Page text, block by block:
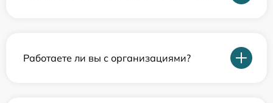
Работаете ли вы с организациями?